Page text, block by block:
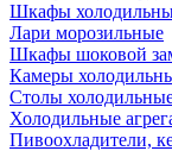
Шкафы
Лари морозильные
Шкафы шоковой
Камеры
Столы
Холодильные
Пивоохладители,